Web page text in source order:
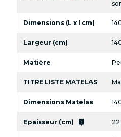
Dimensions (L x l cm)
Largeur (cm)
Matière
TITRE LISTE MATELAS
Dimensions Matelas
Epaisseur (cm) live_help 22